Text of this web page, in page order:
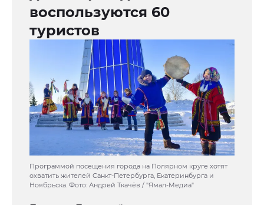
воспользуются 60
туристов
Программой посещения города на Полярном круге хотят
охватить жителей Санкт-Петербурга, Екатеринбурга и
Ноябрьска. Фото: Андрей Ткачёв / "Ямал-Медиа"